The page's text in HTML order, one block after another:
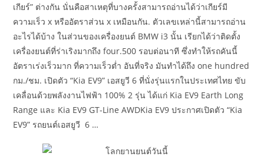
เกียร์” ต่างกัน นั่นคือสาเหตุที่บางครั้งสามารถอ่านได้ว่าเกียร์มี
ความเร็ว x หรืออัตราส่วน x เหมือนกัน. ตัวเลขเหล่านี้สามารถอ่าน
อะไรได้บ้าง ในส่วนของเครื่องยนต์ BMW i3 นั้น เรียกได้ว่าติดตั้ง
เครื่องยนต์ที่ร่าเริงมากถึง four.500 รอบต่อนาที ซึ่งทำให้รถคันนี้
อัตราเร่งเร็วมาก ที่ความเร็วต่ำ อันที่จริง มันทำได้ถึง one hundred
กม./ชม. เปิดตัว “Kia EV9” เอสยูวี 6 ที่นั่งรุ่นแรกในประเทศไทย ขับ
เคลื่อนด้วยพลังงานไฟฟ้า 100% 2 รุ่น ได้แก่ Kia EV9 Earth Long
Range และ Kia EV9 GT-Line AWDKia EV9 ประกาศเปิดตัว “Kia
EV9” รถยนต์เอสยูวี 6 …